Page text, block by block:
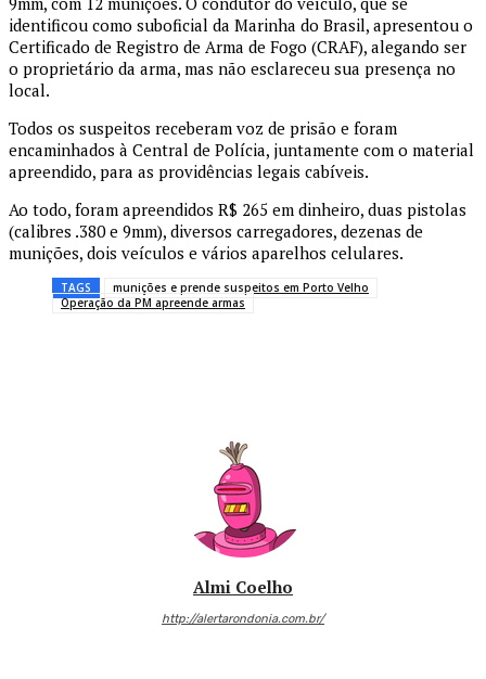
identificou como suboficial da Marinha do Brasil, apresentou o
Certificado de Registro de Arma de Fogo (CRAF), alegando ser
o proprietário da arma, mas não esclareceu sua presença no
local.
Todos os suspeitos receberam voz de prisão e foram
encaminhados à Central de Polícia, juntamente com o material
apreendido, para as providências legais cabíveis.
Ao todo, foram apreendidos R$ 265 em dinheiro, duas pistolas
(calibres .380 e 9mm), diversos carregadores, dezenas de
munições, dois veículos e vários aparelhos celulares.
TAGS
munições e prende suspeitos em Porto Velho
Operação da PM apreende armas
Almi Coelho
http://alertarondonia.com.br/